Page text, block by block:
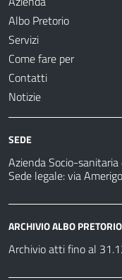
Albo Pretorio
Servizi
Come fare per
Contatti
Notizie
SEDE
Azienda Socio-sanitaria
Sede legale: via
ARCHIVIO ALBO PRETORIO
Archivio atti fino al